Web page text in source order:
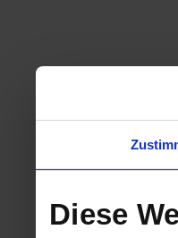
Diese